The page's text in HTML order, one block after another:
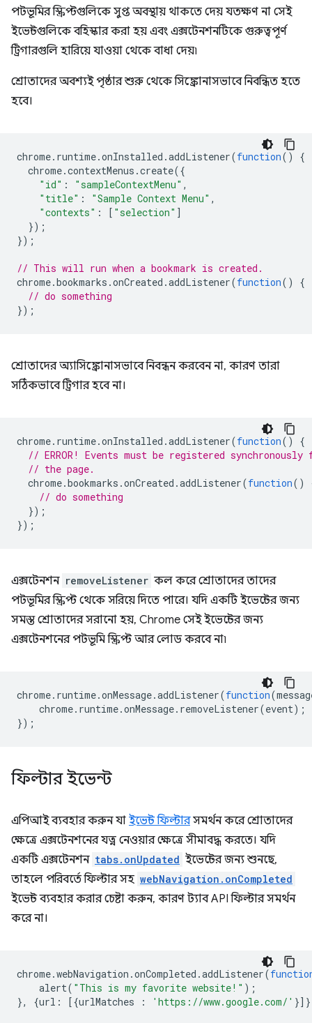
পটভূমির স্ক্রিপ্টগুলিকে সুপ্ত অবস্থায় থাকতে দেয় যতক্ষণ না সেই
ইভেন্টগুলিকে বহিস্কার করা হয় এবং এক্সটেনশনটিকে গুরুত্বপূর্ণ
ট্রিগারগুলি হারিয়ে যাওয়া থেকে বাধা দেয়৷
শ্রোতাদের অবশ্যই পৃষ্ঠার শুরু থেকে সিঙ্ক্রোনাসভাবে নিবন্ধিত হতে
হবে।
chrome. runtime.onInstalled .addListener(function()
{
chrome.contextMenus .create({
"id" : "sampleContextMenu" ,
"title" : "Sample Context Menu" ,
"contexts" : [ "selection" ]
});
});
// This will run when a bookmark is created.
chrome.bookmarks .onCreated .addListener(function()
{
// do something
});
শ্রোতাদের অ্যাসিঙ্ক্রোনাসভাবে নিবন্ধন করবেন না, কারণ তারা
সঠিকভাবে ট্রিগার হবে না।
chrome. runtime.onInstalled .addListener(function()
{
// ERROR! Events must be registered
// the page.
chrome.bookmarks .onCreated .addListener(function()
// do something
});
});
এক্সটেনশন removeListener কল করে শ্রোতাদের তাদের
পটভূমির স্ক্রিপ্ট থেকে সরিয়ে দিতে পারে। যদি একটি ইভেন্টের জন্য
সমস্ত শ্রোতাদের সরানো হয়, Chrome সেই ইভেন্টের জন্য
এক্সটেনশনের পটভূমি স্ক্রিপ্ট আর লোড করবে না৷
chrome. runtime.onMessage.addListener(function(
chrome. runtime.onMessage. removeListener(event);
});
ফিল্টার ইভেন্ট
এপিআই ব্যবহার করুন যা ইভেন্ট ফিল্টারসমর্থন করে শ্রোতাদের
ক্ষেত্রে এক্সটেনশনের যত্ন নেওয়ার ক্ষেত্রে সীমাবদ্ধ করতে। যদি
একটি এক্সটেনশন tabs.onUpdated ইভেন্টের জন্য শুনছে,
তাহলে পরিবর্তে ফিল্টার সহ webNavigation.onCompleted
ইভেন্ট ব্যবহার করার চেষ্টা করুন, কারণ ট্যাব API ফিল্টার সমর্থন
করে না।
chrome.webNavigation .onCompleted .addListener(
alert( "This is my favorite website!" );
},
{url : [{urlMatches : 'https://www.google.com/'